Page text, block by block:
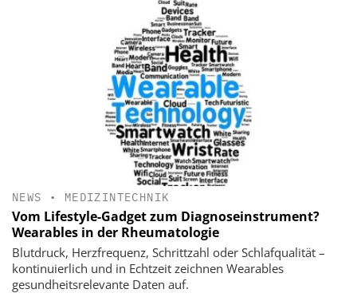
NEWS • MEDIZINTECHNIK
Vom Lifestyle-Gadget zum Diagnoseinstrument?
Wearables in der Rheumatologie
Blutdruck, Herzfrequenz, Schrittzahl oder Schlafqualität –
kontinuierlich und in Echtzeit zeichnen Wearables
gesundheitsrelevante Daten auf.